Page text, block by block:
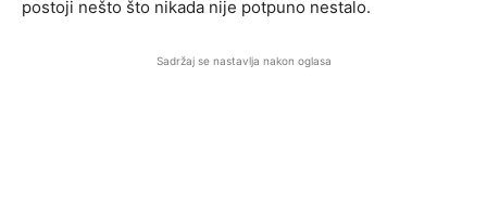
postoji nešto što nikada nije potpuno nestalo.
Sadržaj se nastavlja nakon oglasa